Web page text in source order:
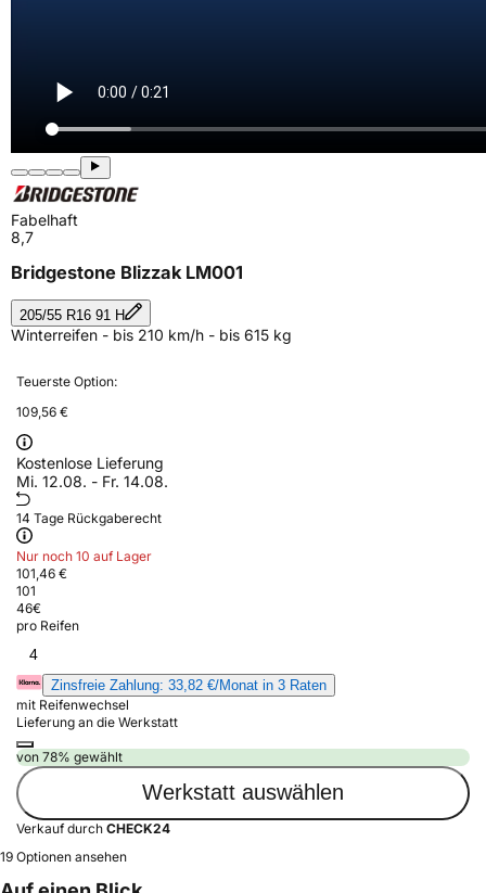
Fabelhaft
8,7
Bridgestone Blizzak LM001
205/55 R16 91 H
Winterreifen - bis 210 km/h - bis 615 kg
Teuerste Option:
109,56 €
Kostenlose Lieferung
Mi. 12.08. - Fr. 14.08.
14 Tage Rückgaberecht
Nur noch 10 auf Lager
101,46 €
101
46€
pro Reifen
4
Zinsfreie Zahlung: 33,82 €/Monat in 3 Raten
mit Reifenwechsel
Lieferung an die Werkstatt
von 78% gewählt
Werkstatt auswählen
Verkauf durch CHECK24
19 Optionen ansehen